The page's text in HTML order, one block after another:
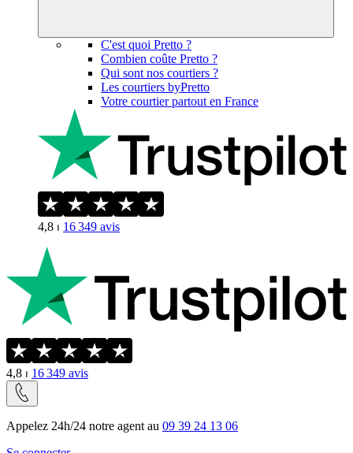
C'est quoi Pretto ?
Combien coûte Pretto ?
Qui sont nos courtiers ?
Les courtiers byPretto
Votre courtier partout en France
4,8 ⏐ 16 349 avis
4,8 ⏐ 16 349 avis
Appelez 24h/24 notre agent au 09 39 24 13 06